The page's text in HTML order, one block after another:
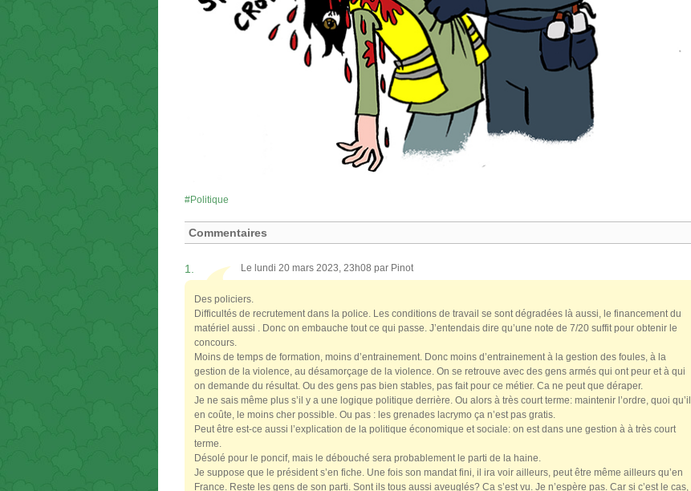
Politique
Commentaires
1. Le lundi 20 mars 2023, 23h08 par Pinot
Des policiers.
Difficultés de recrutement dans la police. Les conditions de travail se sont dégradées là aussi, le financement du
matériel aussi . Donc on embauche tout ce qui passe. J’entendais dire qu’une note de 7/20 suffit pour obtenir le
concours.
Moins de temps de formation, moins d’entrainement. Donc moins d’entrainement à la gestion des foules, à la
gestion de la violence, au désamorçage de la violence. On se retrouve avec des gens armés qui ont peur et à qui
on demande du résultat. Ou des gens pas bien stables, pas fait pour ce métier. Ca ne peut que déraper.
Je ne sais même plus s’il y a une logique politique derrière. Ou alors à très court terme: maintenir l’ordre, quoi qu’il
en coûte, le moins cher possible. Ou pas : les grenades lacrymo ça n’est pas gratis.
Peut être est-ce aussi l’explication de la politique économique et sociale: on est dans une gestion à à très court
terme.
Désolé pour le poncif, mais le débouché sera probablement le parti de la haine.
Je suppose que le président s’en fiche. Une fois son mandat fini, il ira voir ailleurs, peut être même ailleurs qu’en
France. Reste les gens de son parti. Sont ils tous aussi aveuglés? Ca s’est vu. Je n’espère pas. Car si c’est le cas,